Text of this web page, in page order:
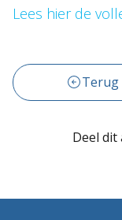
Lees hier de
Terug
Deel dit